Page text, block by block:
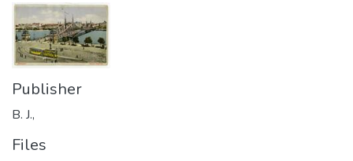
Publisher
B. J.,
Files